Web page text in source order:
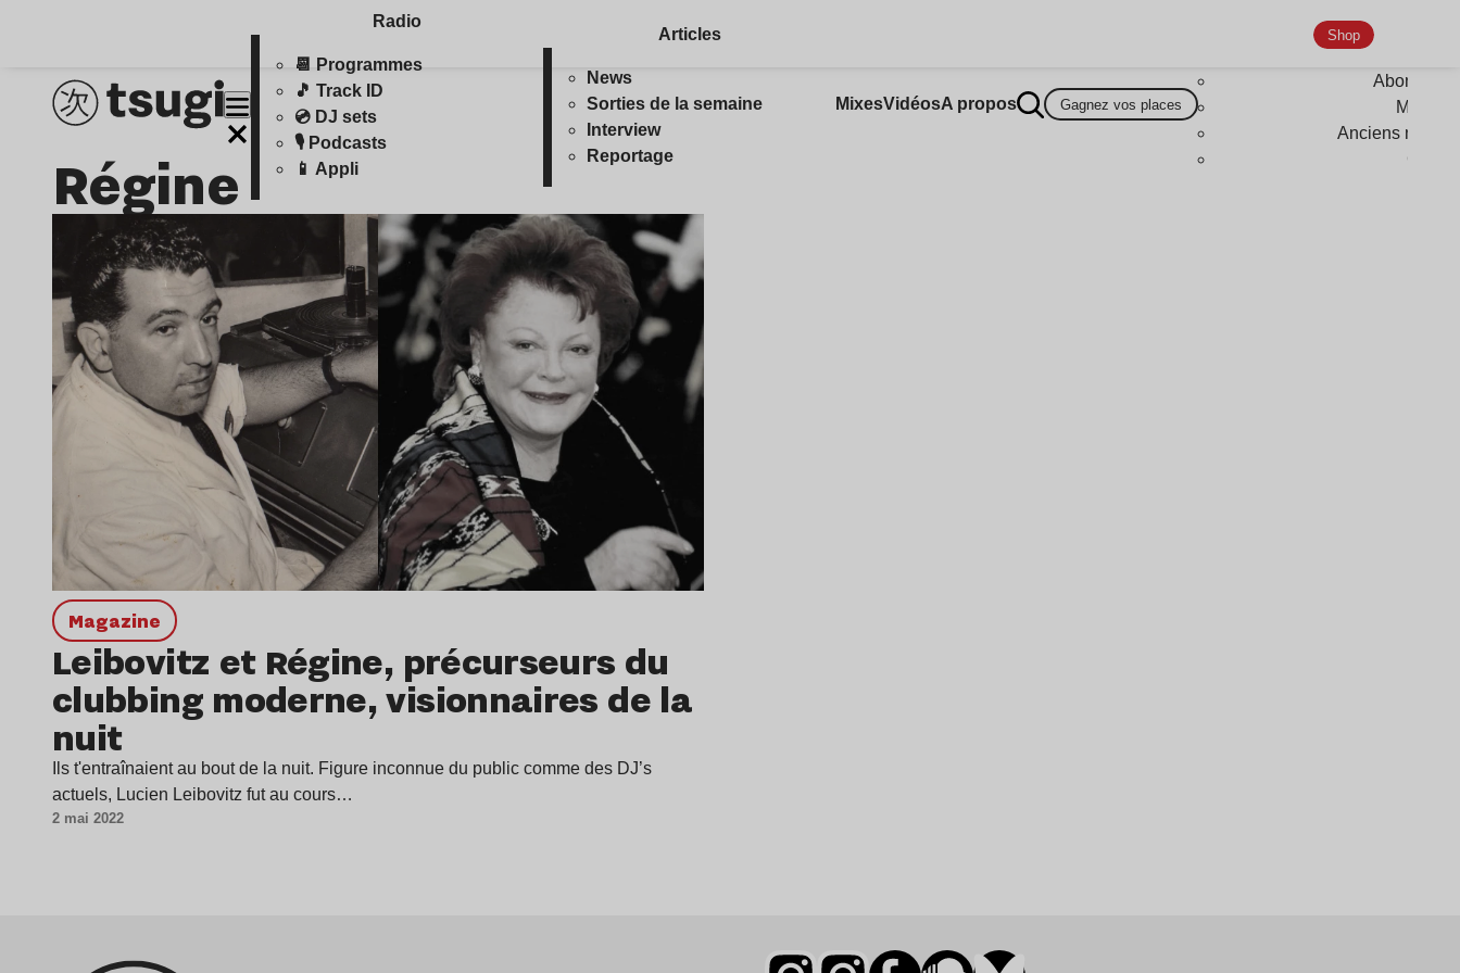
Radio
📆 Programmes
🎵 Track ID
💿 DJ sets
🎙️ Podcasts
📱 Appli
Articles
News
Sorties de la semaine
Interview
Reportage
MixesVidéosA propos Gagnez vos places
Shop
Anciens
Régine
magazine
Leibovitz et Régine, précurseurs du
clubbing moderne, visionnaires de la
nuit
Ils t'entraînaient au bout de la nuit. Figure inconnue du public comme des DJ’s
actuels, Lucien Leibovitz fut au cours…
2 mai 2022